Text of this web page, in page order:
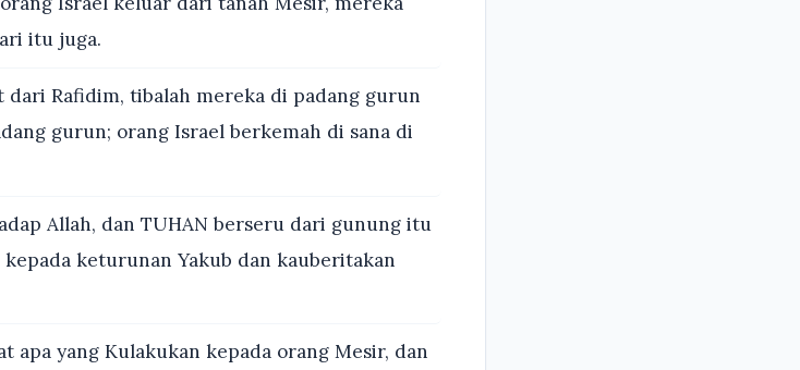
itu juga.
dari Rafidim, tibalah mereka di padang gurun
gurun; orang Israel berkemah di sana di
Allah, dan TUHAN berseru dari gunung itu
keturunan Yakub dan kauberitakan
apa yang Kulakukan kepada orang Mesir, dan